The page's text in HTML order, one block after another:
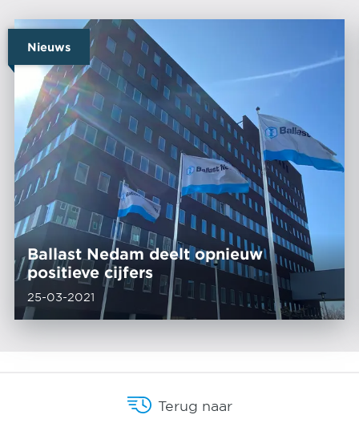
Nieuws
Ballast Nedam deelt opnieuw
positieve cijfers
25-03-2021
Terug naar